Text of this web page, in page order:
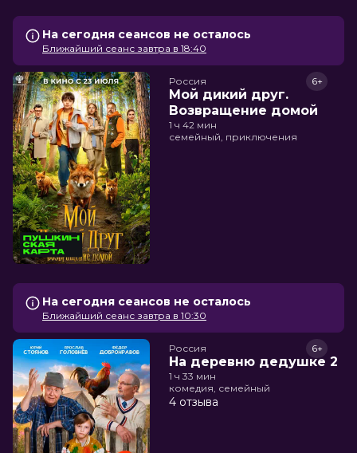
На сегодня сеансов не осталось
Ближайший сеанс завтра в 18:40
Россия
Мой дикий друг.
Возвращение домой
6+
1 ч 42 мин
семейный, приключения
На сегодня сеансов не осталось
Ближайший сеанс завтра в 10:30
Россия
На деревню дедушке 2
6+
1 ч 33 мин
комедия, семейный
4 отзыва